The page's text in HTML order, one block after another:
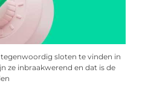
sloten te vinden in
ze inbraakwerend en dat is de